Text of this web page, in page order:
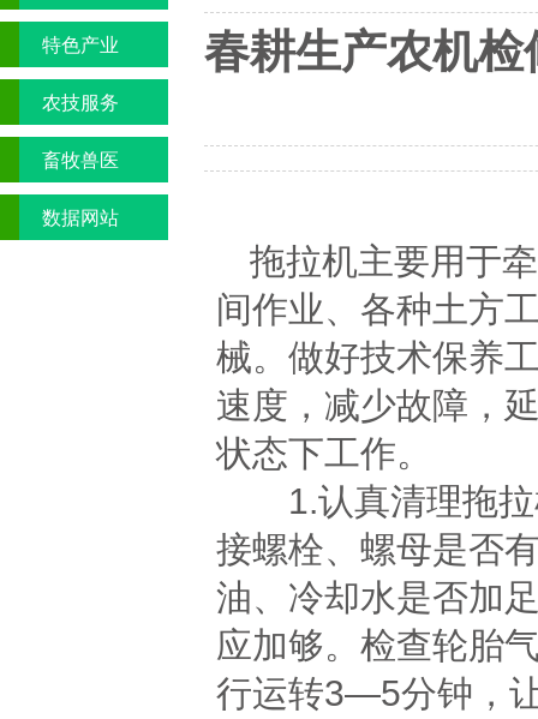
特色产业
农技服务
畜牧兽医
数据网站
春耕生产农机
拖拉机主要用于
间作业、各种土方
械。做好技术保养
速度，减少故障，
状态下工作。
1.认真清理拖拉
接螺栓、螺母是否
油、冷却水是否加
应加够。检查轮胎
行运转3—5分钟，